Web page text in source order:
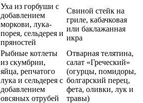
Уха из горбуши с
добавлением
моркови, лука-
порея, сельдерея и
пряностей
Свиной стейк на
гриле, кабачковая
или баклажанная
икра
Рыбные котлеты
из скумбрии,
яйца, репчатого
лука и сельдерея с
добавлением
овсяных отрубей
Отварная телятина,
салат «Греческий»
(огурцы, помидоры,
болгарский перец,
фета, оливки, лук и
травы)